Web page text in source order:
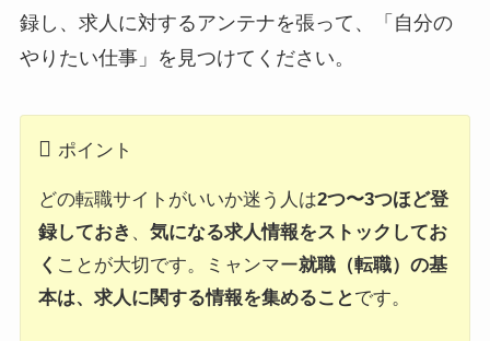
録し、求人に対するアンテナを張って、「自分の
やりたい仕事」を見つけてください。
ポイント
どの転職サイトがいいか迷う人は2つ〜3つほど登
録しておき 、気になる求人情報をストックしてお
く ことが大切です。ミャンマー就職（転職）の基
本は、求人に関する情報を集めること です。